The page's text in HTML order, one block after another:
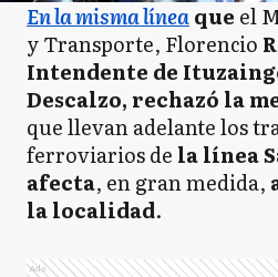
En la misma líneaque el
y Transporte, Florencio
Intendente de
Descalzo, rechazó la
que llevan adelante los
ferroviarios de la línea
afecta, en gran medida,
la localidad.
Ads